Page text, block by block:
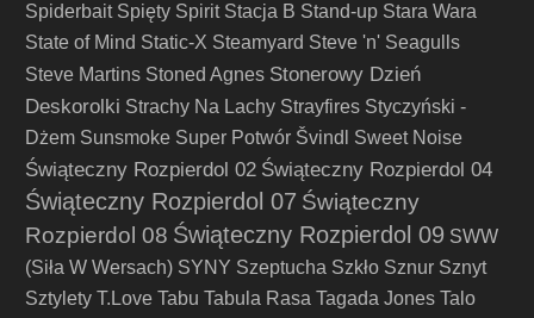
Spiderbait Spięty Spirit Stacja B Stand-up Stara Wara
State of Mind Static-X Steamyard Steve 'n' Seagulls
Steve Martins Stoned Agnes Stonerowy Dzień
Deskorolki Strachy Na Lachy Strayfires Styczyński -
Dżem Sunsmoke Super Potwór Švindl Sweet Noise
Świąteczny Rozpierdol 02 Świąteczny Rozpierdol 04
Świąteczny Rozpierdol 07 Świąteczny
Rozpierdol 08 Świąteczny Rozpierdol 09 SWW
(Siła W Wersach) SYNY Szeptucha Szkło Sznur Sznyt
Sztylety T.Love Tabu Tabula Rasa Tagada Jones Talo